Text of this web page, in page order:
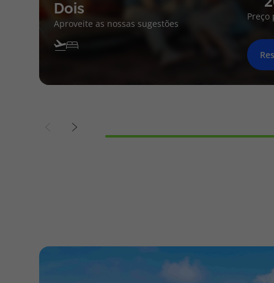
Dois
Aproveite as nossas sugestões
Preço